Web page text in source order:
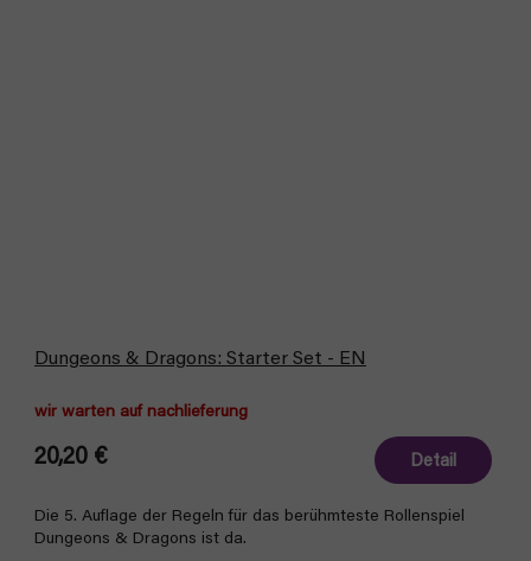
Dungeons & Dragons: Starter Set - EN
wir warten auf nachlieferung
20,20 € Detail
Die 5. Auflage der Regeln für das berühmteste Rollenspiel
Dungeons & Dragons ist da.